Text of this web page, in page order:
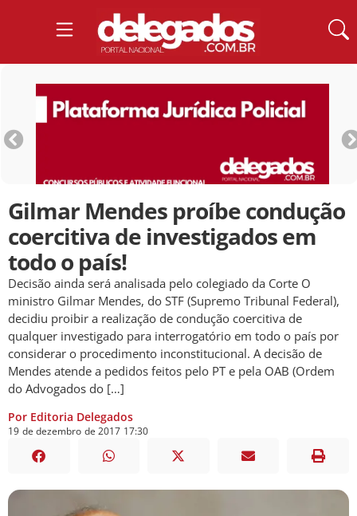
Gilmar Mendes proíbe condução
coercitiva de investigados em
todo o país!
Decisão ainda será analisada pelo colegiado da Corte O
ministro Gilmar Mendes, do STF (Supremo Tribunal Federal),
decidiu proibir a realização de condução coercitiva de
qualquer investigado para interrogatório em todo o país por
considerar o procedimento inconstitucional. A decisão de
Mendes atende a pedidos feitos pelo PT e pela OAB (Ordem
do Advogados do […]
Por Editoria Delegados
19 de dezembro de 2017 17:30